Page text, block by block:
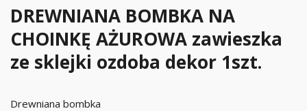
DREWNIANA BOMBKA NA
CHOINKĘ AŻUROWA zawieszka
ze sklejki ozdoba dekor 1szt.
Drewniana bombka